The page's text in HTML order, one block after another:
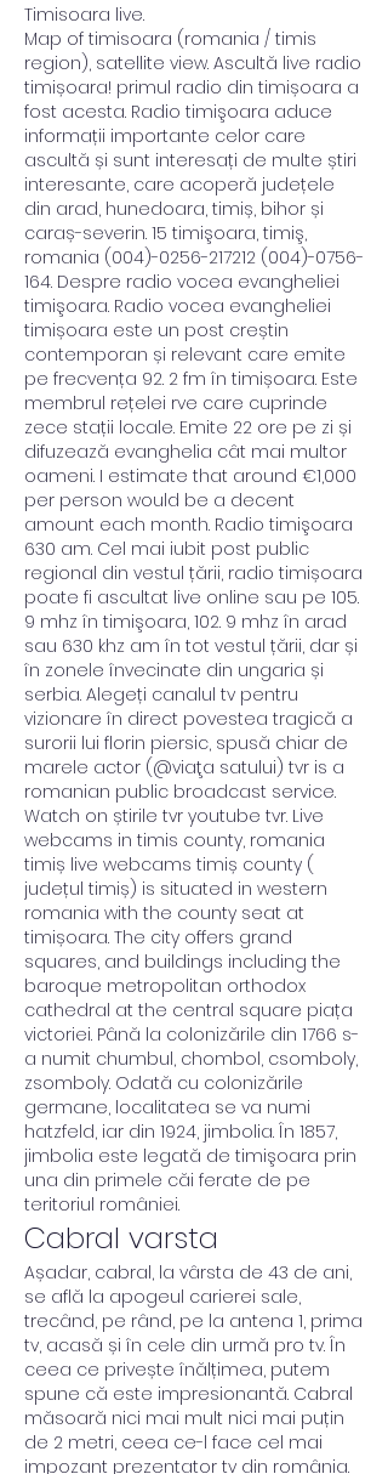
Timisoara live.
Map of timisoara (romania / timis
region), satellite view. Ascultă live radio
timișoara! primul radio din timișoara a
fost acesta. Radio timişoara aduce
informații importante celor care
ascultă și sunt interesați de multe știri
interesante, care acoperă județele
din arad, hunedoara, timiș, bihor și
caraș-severin. 15 timişoara, timiş,
romania (004)-0256-217212 (004)-0756-
164. Despre radio vocea evangheliei
timişoara. Radio vocea evangheliei
timișoara este un post creștin
contemporan și relevant care emite
pe frecvența 92. 2 fm în timișoara. Este
membrul rețelei rve care cuprinde
zece stații locale. Emite 22 ore pe zi și
difuzează evanghelia cât mai multor
oameni. I estimate that around €1,000
per person would be a decent
amount each month. Radio timişoara
630 am. Cel mai iubit post public
regional din vestul țării, radio timișoara
poate fi ascultat live online sau pe 105.
9 mhz în timişoara, 102. 9 mhz în arad
sau 630 khz am în tot vestul țării, dar și
în zonele învecinate din ungaria și
serbia. Alegeți canalul tv pentru
vizionare în direct povestea tragică a
surorii lui florin piersic, spusă chiar de
marele actor (@viaţa satului) tvr is a
romanian public broadcast service.
Watch on știrile tvr youtube tvr. Live
webcams in timis county, romania
timiș live webcams timiș county (
județul timiș) is situated in western
romania with the county seat at
timișoara. The city offers grand
squares, and buildings including the
baroque metropolitan orthodox
cathedral at the central square piața
victoriei. Până la colonizările din 1766 s-
a numit chumbul, chombol, csomboly,
zsomboly. Odată cu colonizările
germane, localitatea se va numi
hatzfeld, iar din 1924, jimbolia. În 1857,
jimbolia este legată de timişoara prin
una din primele căi ferate de pe
teritoriul româniei.
Cabral varsta
Așadar, cabral, la vârsta de 43 de ani,
se află la apogeul carierei sale,
trecând, pe rând, pe la antena 1, prima
tv, acasă și în cele din urmă pro tv. În
ceea ce privește înălțimea, putem
spune că este impresionantă. Cabral
măsoară nici mai mult nici mai puțin
de 2 metri, ceea ce-l face cel mai
impozant prezentator tv din românia.